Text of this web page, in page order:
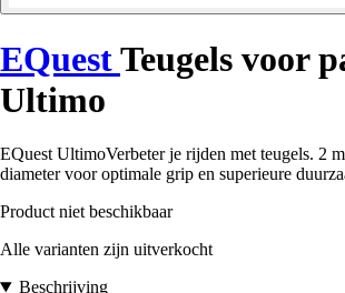
EQuestTeugels voor
Ultimo
EQuest UltimoVerbeter je rijden met teugels. 2
diameter voor optimale grip en superieure
Product niet beschikbaar
Alle varianten zijn uitverkocht
Beschrijving